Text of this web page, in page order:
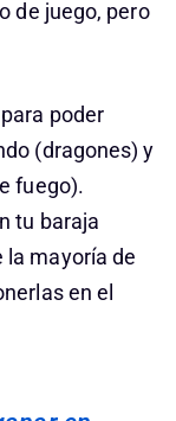
de juego, pero
poder
(dragones) y
fuego).
tu baraja
la mayoría de
en el